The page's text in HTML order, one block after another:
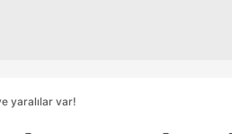
yaralılar var!